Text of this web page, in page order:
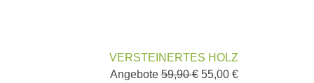
VERSTEINERTES HOLZ
Angebote59,90€ 55,00 €